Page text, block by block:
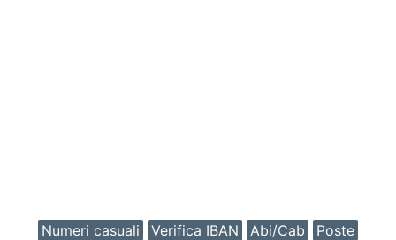
Numeri casuali Verifica IBAN Abi/Cab
Poste